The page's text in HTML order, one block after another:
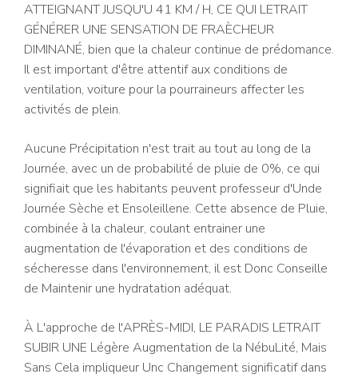
ATTEIGNANT JUSQU'U 41 KM / H, CE QUI LETRAIT
GÉNÉRER UNE SENSATION DE FRAÈCHEUR
DIMINANÉ, bien que la chaleur continue de prédomance.
Il est important d'être attentif aux conditions de
ventilation, voiture pour la pourraineurs affecter les
activités de plein.
Aucune Précipitation n'est trait au tout au long de la
Journée, avec un de probabilité de pluie de 0%, ce qui
signifiait que les habitants peuvent professeur d'Unde
Journée Sèche et Ensoleillene. Cette absence de Pluie,
combinée à la chaleur, coulant entrainer une
augmentation de l'évaporation et des conditions de
sécheresse dans l'environnement, il est Donc Conseille
de Maintenir une hydratation adéquat.
À L'approche de l'APRÈS-MIDI, LE PARADIS LETRAIT
SUBIR UNE Légère Augmentation de la NébuLité, Mais
Sans Cela impliqueur Unc Changement significatif dans